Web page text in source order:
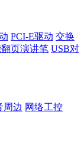
PCI-E驱动 交换
页演讲笔 USB对
周边 网络工控